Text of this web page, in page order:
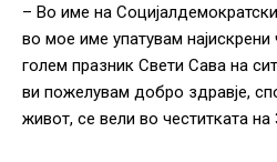
– Во име на
во мое име упатувам
голем празник Свети Сава на
ви пожелувам добро здравје,
живот, се вели во честитката на